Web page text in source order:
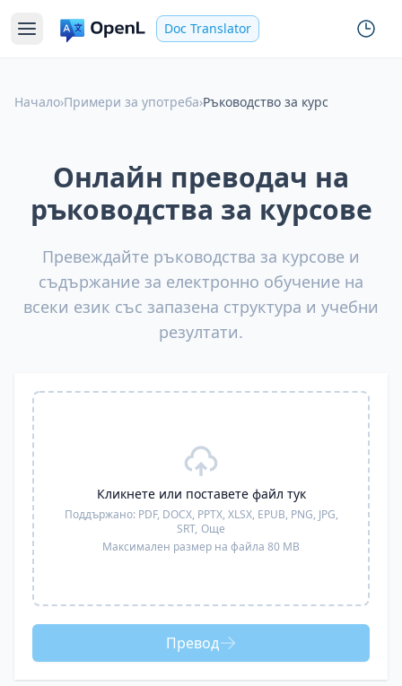
Doc Translator
Начало›Примери за употреба›Ръководство за курс
Онлайн преводач на
ръководства за курсове
Превеждайте ръководства за курсове и
съдържание за електронно обучение на
всеки език със запазена структура и учебни
резултати.
Кликнете или поставете файл тук
Поддържано: PDF, DOCX, PPTX, XLSX, EPUB, PNG, JPG,
SRT, Още
Максимален размер на файла 80 MB
Превод